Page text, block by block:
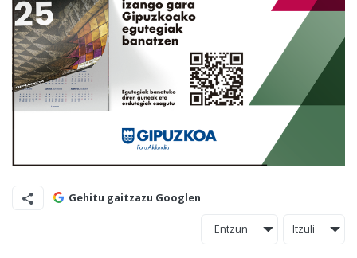
Gehitu gaitzazu Googlen
Entzun Itzuli